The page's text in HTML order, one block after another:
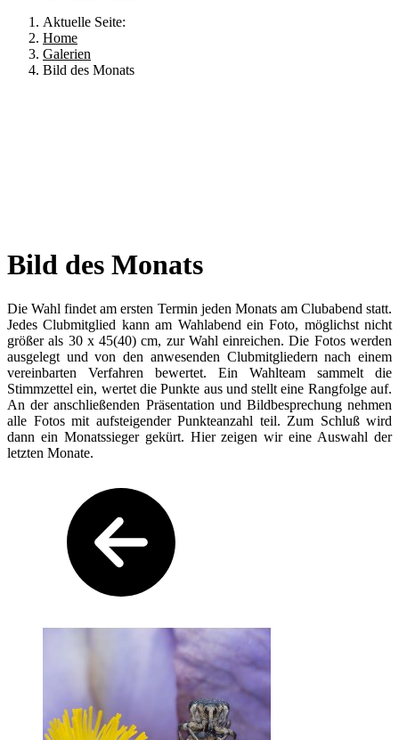
Aktuelle Seite:
Home
Galerien
Bild des Monats
Bild des Monats
Die Wahl findet am ersten Termin jeden Monats am Clubabend statt.
Jedes Clubmitglied kann am Wahlabend ein Foto, möglichst nicht
größer als 30 x 45(40) cm, zur Wahl einreichen. Die Fotos werden
ausgelegt und von den anwesenden Clubmitgliedern nach einem
vereinbarten Verfahren bewertet. Ein Wahlteam sammelt die
Stimmzettel ein, wertet die Punkte aus und stellt eine Rangfolge auf.
An der anschließenden Präsentation und Bildbesprechung nehmen
alle Fotos mit aufsteigender Punkteanzahl teil. Zum Schluß wird
dann ein Monatssieger gekürt. Hier zeigen wir eine Auswahl der
letzten Monate.